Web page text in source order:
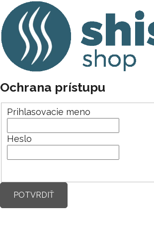
Ochrana prístupu
Prihlasovacie meno
Heslo
POTVRDIŤ